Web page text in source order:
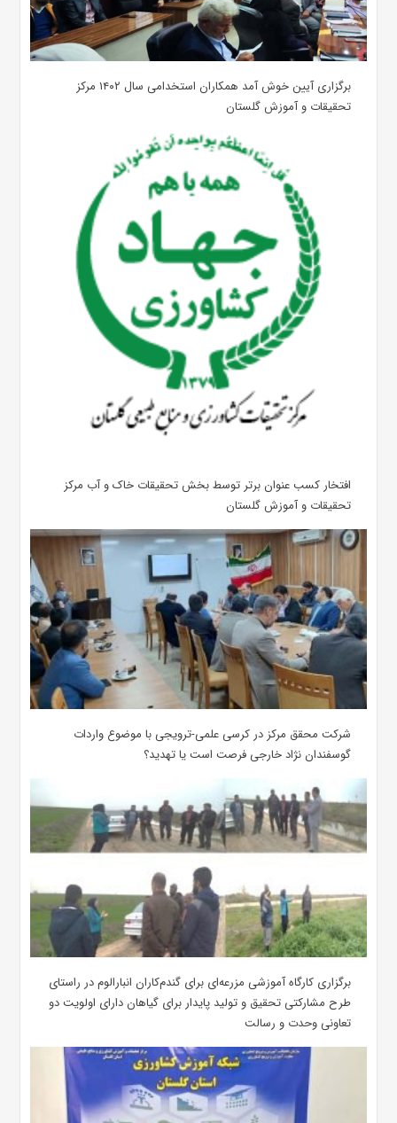
برگزاری آیین خوش آمد همکاران استخدامی سال ۱۴۰۲ مرکز
تحقیقات و آموزش گلستان
افتخار کسب عنوان برتر توسط بخش تحقیقات خاک و آب مرکز
تحقیقات و آموزش گلستان
شرکت محقق مرکز در کرسی علمی-ترویجی با موضوع واردات
گوسفندان نژاد خارجی فرصت است یا تهدید؟
برگزاری کارگاه آموزشی مزرعه‌ای برای گندم‌کاران انبارالوم در راستای
طرح مشارکتی تحقیق و تولید پایدار برای گیاهان دارای اولویت دو
تعاونی وحدت و رسالت